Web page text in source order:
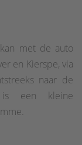
met de auto
en Kierspe, via
naar de
is een kleine